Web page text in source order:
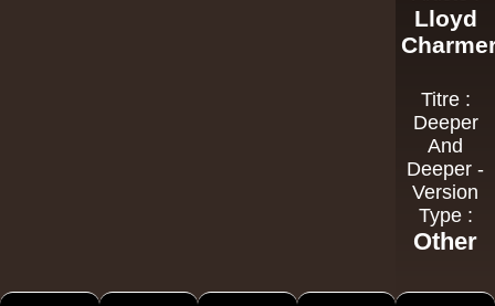
Lloyd
Titre :
Deeper
And
Deeper -
Version
Type :
Other